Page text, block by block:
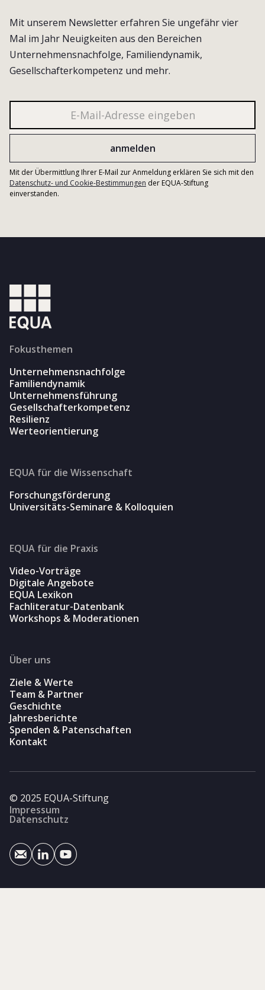
Mit unserem Newsletter erfahren Sie ungefähr vier
Mal im Jahr Neuigkeiten aus den Bereichen
Unternehmensnachfolge, Familiendynamik,
Gesellschafterkompetenz und mehr.
Mit der Übermittlung Ihrer E-Mail zur Anmeldung erklären Sie sich mit den
Datenschutz- und Cookie-Bestimmungen der EQUA-Stiftung
einverstanden.
Fokusthemen
Unternehmensnachfolge
Familiendynamik
Unternehmensführung
Gesellschafterkompetenz
Resilienz
Werteorientierung
EQUA für die Wissenschaft
Forschungsförderung
Universitäts-Seminare & Kolloquien
EQUA für die Praxis
Video-Vorträge
Digitale Angebote
EQUA Lexikon
Fachliteratur-Datenbank
Workshops & Moderationen
Über uns
Ziele & Werte
Team & Partner
Geschichte
Jahresberichte
Spenden & Patenschaften
Kontakt
© 2025 EQUA-Stiftung
Impressum
Datenschutz